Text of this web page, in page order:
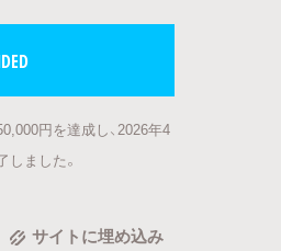
円を達成し、2026年4
しました。
サイトに埋め込み